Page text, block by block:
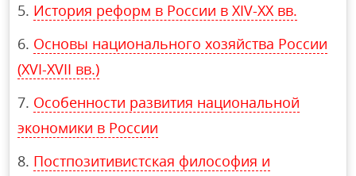
История реформ в России в XIV-XX вв.
Основы национального хозяйства России
(XVI-XVII вв.)
Особенности развития национальной
экономики в России
Постпозитивистская философия и